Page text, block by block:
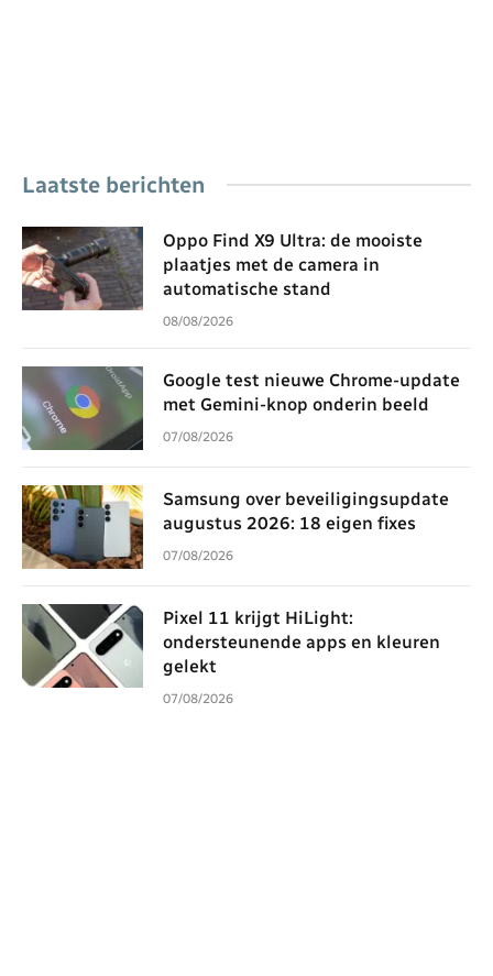
Laatste berichten
Oppo Find X9 Ultra: de mooiste
plaatjes met de camera in
automatische stand
08/08/2026
Google test nieuwe Chrome-update
met Gemini-knop onderin beeld
07/08/2026
Samsung over beveiligingsupdate
augustus 2026: 18 eigen fixes
07/08/2026
Pixel 11 krijgt HiLight:
ondersteunende apps en kleuren
gelekt
07/08/2026